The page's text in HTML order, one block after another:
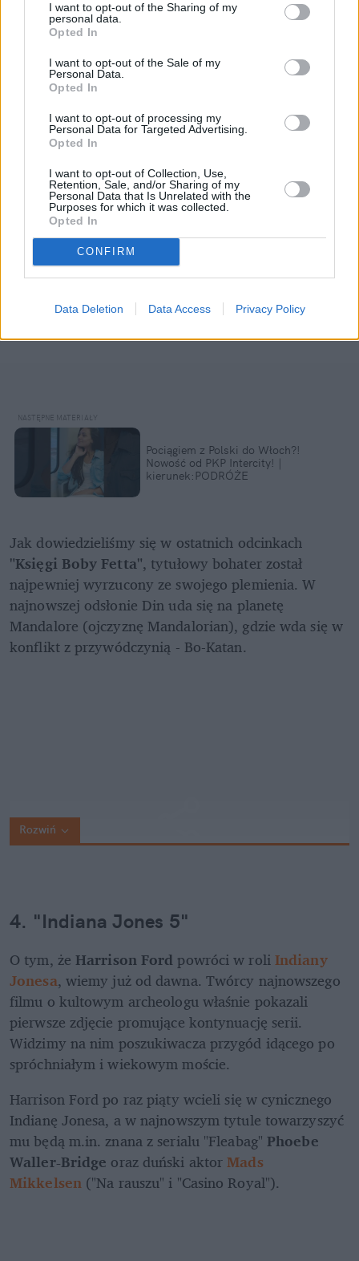
I want to opt-out of the Sharing of my
personal data.
Opted In
I want to opt-out of the Sale of my
Personal Data.
Opted In
I want to opt-out of processing my
Personal Data for Targeted Advertising.
Opted In
I want to opt-out of Collection, Use,
Retention, Sale, and/or Sharing of my
Personal Data that Is Unrelated with the
Purposes for which it was collected.
Opted In
CONFIRM
Data Deletion Data Access Privacy Policy
tytułu.
Pociągiem z Polski do Włoch?!
Nowość od PKP Intercity! |
kierunek:PODRÓŻE
"Księgi Boby Fetta", tytułowy bohater został
najpewniej wyrzucony ze swojego plemienia. W
najnowszej odsłonie Din uda się na planetę
Mandalore (ojczyznę Mandalorian), gdzie wda się w
konflikt z przywódczynią - Bo-Katan.
Rozwiń
4. "Indiana Jones 5"
O tym, że Harrison Ford powróci w roli Indiany
Jonesa, wiemy już od dawna. Twórcy najnowszego
filmu o kultowym archeologu właśnie pokazali
pierwsze zdjęcie promujące kontynuację serii.
Widzimy na nim poszukiwacza przygód idącego po
spróchniałym i wiekowym moście.
Harrison Ford po raz piąty wcieli się w cynicznego
Indianę Jonesa, a w najnowszym tytule towarzyszyć
mu będą m.in. znana z serialu "Fleabag" Phoebe
Waller-Bridge oraz duński aktor Mads
Mikkelsen ("Na rauszu" i "Casino Royal").